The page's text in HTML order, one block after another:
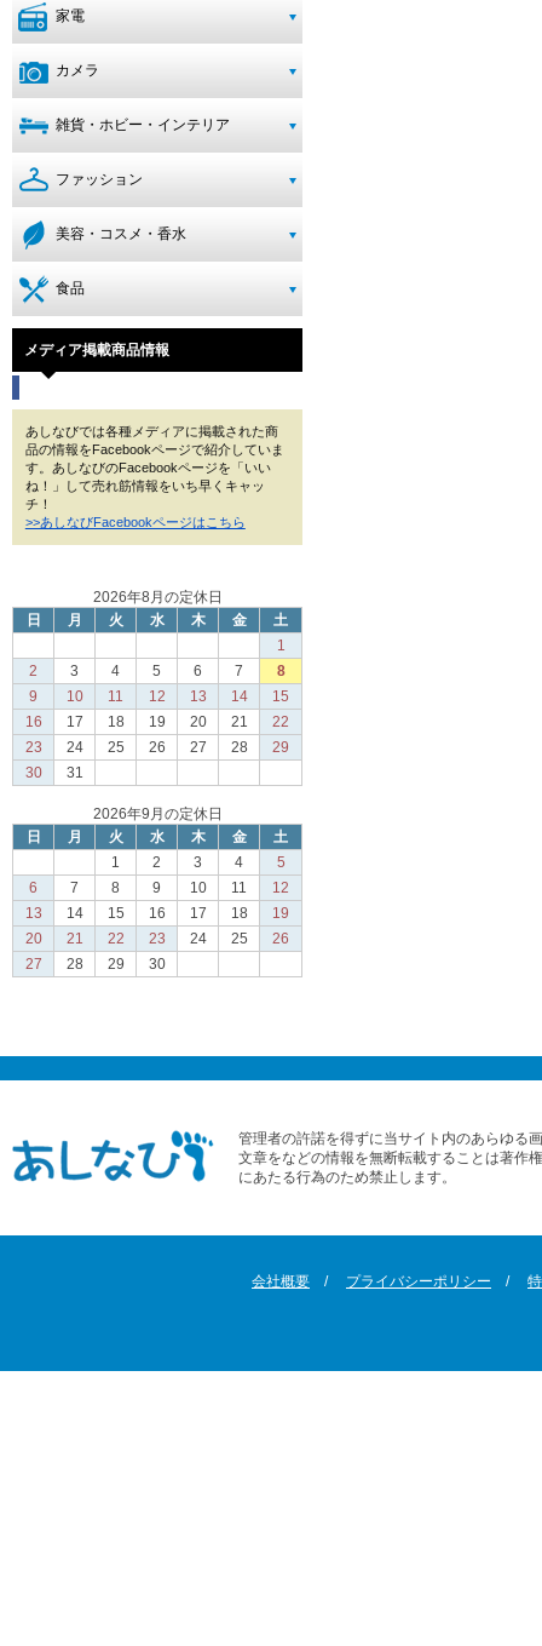
家電
カメラ
雑貨・ホビー・インテリア
ファッション
美容・コスメ・香水
食品
メディア掲載商品情報
あしなびでは各種メディアに掲載された商
品の情報をFacebookページで紹介していま
す。あしなびのFacebookページを「いい
ね！」して売れ筋情報をいち早くキャッ
チ！
>>あしなびFacebookページはこちら
2026年8月の定休日
日
月 火 水 木 金
土
1
2
3 4 5 6 7
8
9
10 11 12 13 14
15
16
17 18 19 20 21
22
23
24 25 26 27 28
29
30
31
2026年9月の定休日
日
月 火 水 木 金
土
1
2 3 4
5
6
7 8 9 10 11
12
13
14 15 16 17 18
19
20
21 22 23 24 25
26
27
28 29 30
管理者の許諾を得ずに当サイト内のあらゆる
文章をなどの情報を無断転載することは著作
にあたる行為のため禁止します。
会社概要 プライバシーポリシー